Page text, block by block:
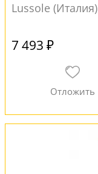
Lussole (Италия)
7 493 ₽